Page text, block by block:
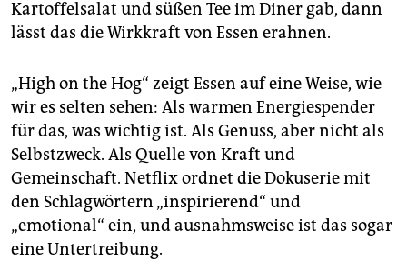
Kartoffelsalat und süßen Tee im Diner gab, dann
lässt das die Wirkkraft von Essen erahnen.
„High on the Hog“ zeigt Essen auf eine Weise, wie
wir es selten sehen: Als warmen Energiespender
für das, was wichtig ist. Als Genuss, aber nicht als
Selbstzweck. Als Quelle von Kraft und
Gemeinschaft. Net­flix ordnet die Dokuserie mit
den Schlagwörtern „inspirierend“ und
„emotional“ ein, und ausnahmsweise ist das sogar
eine Untertreibung.